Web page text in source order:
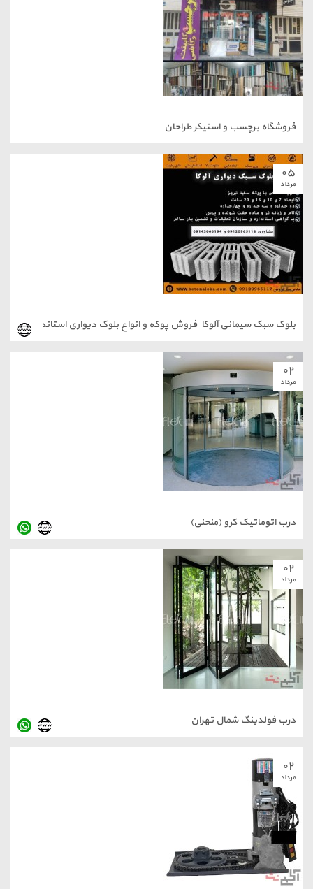
فروشگاه برچسب و استیکر طراحان
۰۵
مرداد
بلوک سبک سیمانی آلوکا |فروش پوکه و انواع بلوک دیواری استاندارد
مرداد
درب اتوماتیک کرو (منحنی)
مرداد
درب فولدینگ شمال تهران
مرداد